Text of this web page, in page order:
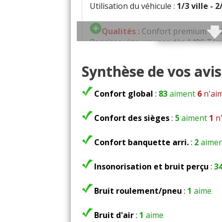
Utilisation du véhicule : 1/3 ville -
Qualités : Confort premium et
Reprises vigoureuses dès 1400 T/
Direction très précise et freinage
Grande endurance des organes :
démarreur d’origine
Défauts :Vitesse de pointe
Léger trou entre 2ème et 3ème
Train avant sensible aux
Consommation moyenne : 7
Problèmes rencontrés :
2 embrayages refait
Synthèse de vos
Confort global : 83aiment 6
Confort des sièges: 5aiment 1
Confort banquette arri.: 2
Insonorisation et bruit perçu :
Bruit roulement/pneu : 1 aime
Bruit d'air: 1 aime